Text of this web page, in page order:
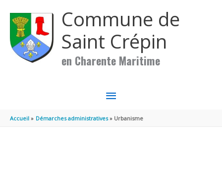
Commune de
Saint Crépin
en Charente Maritime
MENU
PRINCIPAL
Accueil Démarches administratives Urbanisme